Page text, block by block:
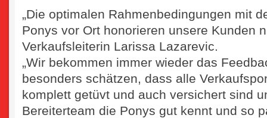
„Die optimalen Rahmenbedingungen mit
Ponys vor Ort honorieren unsere Kunden
Verkaufsleiterin Larissa Lazarevic.
„Wir bekommen immer wieder das
besonders schätzen, dass alle
komplett getüvt und auch versichert sind
Bereiterteam die Ponys gut kennt und so